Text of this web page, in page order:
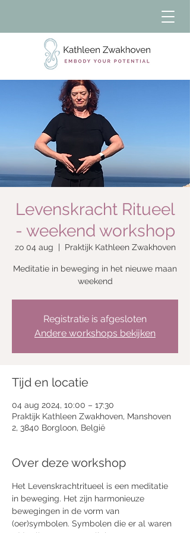
Levenskracht Ritueel
- weekend workshop
zo 04 aug
  |
Praktijk Kathleen Zwakhoven
Meditatie in beweging in het nieuwe maan
weekend
Registratie is afgesloten
Andere workshops bekijken
Tijd en locatie
04 aug 2024, 10:00 – 17:30
Praktijk Kathleen Zwakhoven, Manshoven
2, 3840 Borgloon, België
Over deze workshop
Het Levenskrachtritueel is een meditatie
in beweging. Het zijn harmonieuze
bewegingen in de vorm van
(oer)symbolen. Symbolen die er al waren